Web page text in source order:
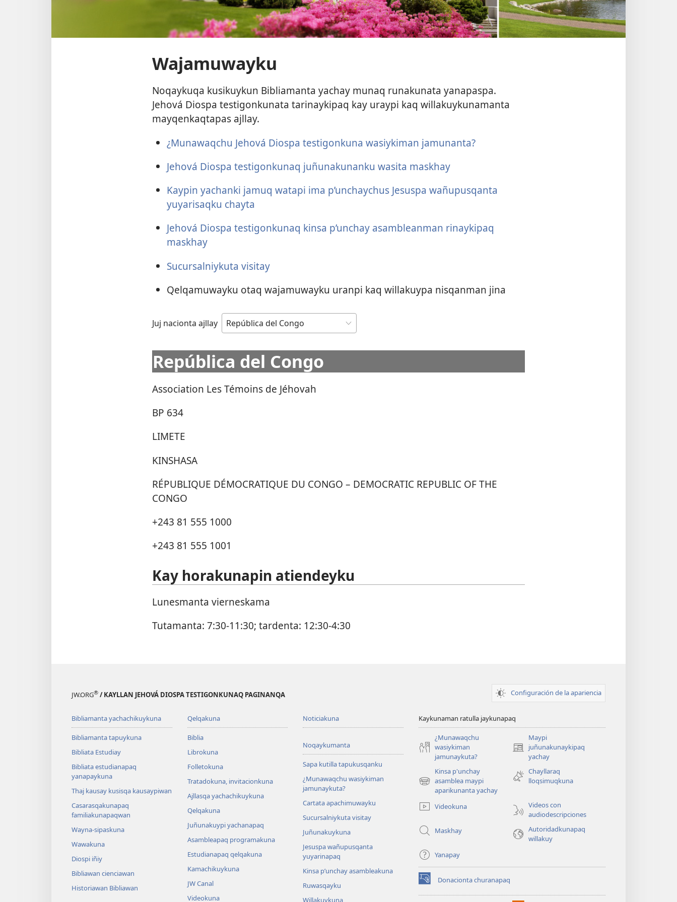
Wajamuwayku
Noqaykuqa kusikuykun Bibliamanta yachay munaq runakunata yanapaspa.
Jehová Diospa testigonkunata tarinaykipaq kay uraypi kaq willakuykunamanta
mayqenkaqtapas ajllay.
¿Munawaqchu Jehová Diospa testigonkuna wasiykiman jamunanta?
Jehová Diospa testigonkunaq juñunakunanku wasita maskhay
Kaypin yachanki jamuq watapi ima p’unchaychus Jesuspa wañupusqanta
yuyarisaqku chayta
Jehová Diospa testigonkunaq kinsa p’unchay asambleanman rinaykipaq
maskhay
Sucursalniykuta visitay
Qelqamuwayku otaq wajamuwayku uranpi kaq willakuypa nisqanman jina
Juj nacionta ajllay
República del Congo
Association Les Témoins de Jéhovah
BP 634
LIMETE
KINSHASA
RÉPUBLIQUE DÉMOCRATIQUE DU CONGO – DEMOCRATIC REPUBLIC OF THE
CONGO
+243 81 555 1000
+243 81 555 1001
Kay horakunapin atiendeyku
Lunesmanta vierneskama
Tutamanta: 7:30-11:30; tardenta: 12:30-4:30
JW.ORG® / KAYLLAN JEHOVÁ DIOSPA TESTIGONKUNAQ PAGINANQA Configuración de la apariencia
Bibliamanta yachachikuykuna
Bibliamanta tapuykuna
Bibliata Estudiay
Bibliata estudianapaq
yanapaykuna
Thaj kausay kusisqa kausaypiwan
Casarasqakunapaq
familiakunapaqwan
Wayna-sipaskuna
Wawakuna
Diospi iñiy
Bibliawan cienciawan
Historiawan Bibliawan
Qelqakuna
Biblia
Librokuna
Folletokuna
Tratadokuna, invitacionkuna
Ajllasqa yachachikuykuna
Qelqakuna
Juñunakuypi yachanapaq
Asambleapaq programakuna
Estudianapaq qelqakuna
Kamachikuykuna
JW Canal
Videokuna
Noticiakuna
Noqaykumanta
Sapa kutilla tapukusqanku
¿Munawaqchu wasiykiman
jamunaykuta?
Cartata apachimuwayku
Sucursalniykuta visitay
Juñunakuykuna
Jesuspa wañupusqanta
yuyarinapaq
Kinsa p’unchay asambleakuna
Ruwasqayku
Willakuykuna
Kaykunaman ratulla jaykunapaq
¿Munawaqchu
wasiykiman
jamunaykuta?
Maypi
juñunakunaykipaq
yachay
(abre
nueva
ventana)
Kinsa p'unchay
asamblea maypi
aparikunanta yachay
(abre
nueva
Chayllaraq
lloqsimuqkuna
Videokuna
Videos con
audiodescripciones
Maskhay
Autoridadkunapaq
willakuy
Yanapay
Donacionta churanapaq
(abre
una